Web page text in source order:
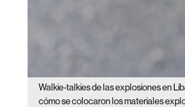
Walkie-talkies de las explosiones en
cómo se colocaron los materiales